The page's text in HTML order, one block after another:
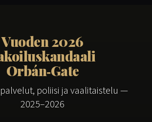
Vuoden 2026
Orbán‑Gate
poliisi ja vaalitaistelu —
2025–2026